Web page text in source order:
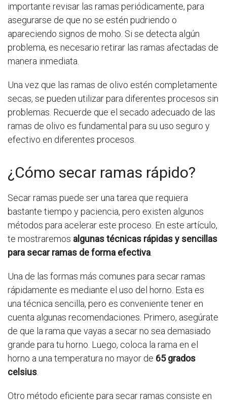
importante revisar las ramas periódicamente, para
asegurarse de que no se estén pudriendo o
apareciendo signos de moho. Si se detecta algún
problema, es necesario retirar las ramas afectadas de
manera inmediata.
Una vez que las ramas de olivo estén completamente
secas, se pueden utilizar para diferentes procesos sin
problemas. Recuerde que el secado adecuado de las
ramas de olivo es fundamental para su uso seguro y
efectivo en diferentes procesos.
¿Cómo secar ramas rápido?
Secar ramas puede ser una tarea que requiera
bastante tiempo y paciencia, pero existen algunos
métodos para acelerar este proceso. En este artículo,
te mostraremos algunas técnicas rápidas y sencillas
para secar ramas de forma efectiva
Una de las formas más comunes para secar ramas
rápidamente es mediante el uso del horno. Esta es
una técnica sencilla, pero es conveniente tener en
cuenta algunas recomendaciones. Primero, asegúrate
de que la rama que vayas a secar no sea demasiado
grande para tu horno. Luego, coloca la rama en el
horno a una temperatura no mayor de 65 grados
celsius
Otro método eficiente para secar ramas consiste en